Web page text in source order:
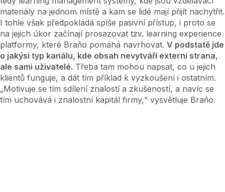
materiály na jednom místě a kam se lidé mají přijít nachytřit.
I tohle však předpokládá spíše pasivní přístup, i proto se
na jejich úkor začínají prosazovat tzv. learning experience
platformy, které Braňo pomáhá navrhovat. V podstatě jde
o jakýsi typ kanálu, kde obsah nevytváří externí strana,
ale sami uživatelé. Třeba tam mohou napsat, co u jejich
klientů funguje, a dát tím příklad k vyzkoušení i ostatním.
„Motivuje se tím sdílení znalostí a zkušeností, a navíc se
tím uchovává i znalostní kapitál firmy,“ vysvětluje Braňo.